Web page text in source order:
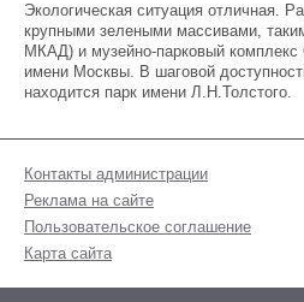
Экологическая ситуация отличная.
крупными зелеными массивами,
МКАД) и музейно-парковый
имени Москвы. В шаговой
находится парк имени Л.Н.Толстого.
Контакты администрации
Реклама на сайте
Пользовательское соглашение
Карта сайта